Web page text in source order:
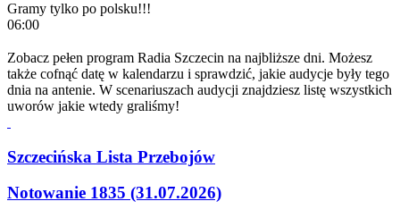
Gramy tylko po polsku!!!
06:00
Zobacz pełen program Radia Szczecin na najbliższe dni. Możesz
także cofnąć datę w kalendarzu i sprawdzić, jakie audycje były tego
dnia na antenie. W scenariuszach audycji znajdziesz listę wszystkich
uworów jakie wtedy graliśmy!
Szczecińska Lista Przebojów
Notowanie 1835 (31.07.2026)